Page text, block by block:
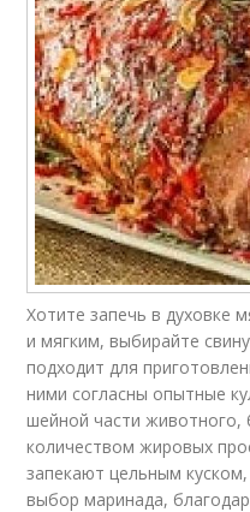
Хотите запечь в
и мягким, выбирайте
подходит для
ними согласны опытные
шейной части животного,
количеством жировых
запекают цельным
выбор маринада,